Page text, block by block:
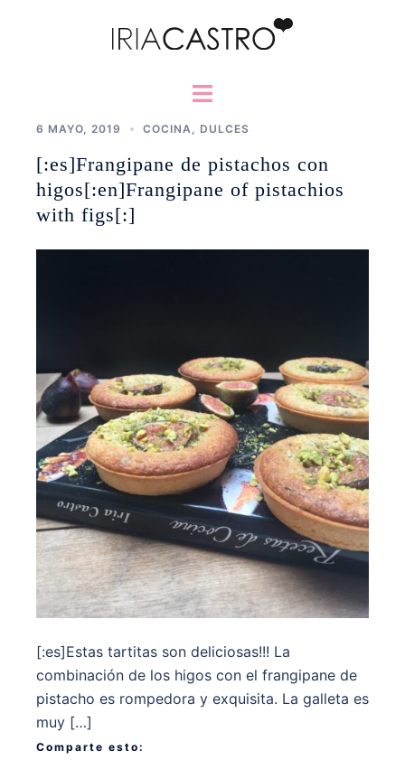
Alternar
6 MAYO, 2019 COCINA DULCES
[:es]Frangipane de pistachos con
higos[:en]Frangipane of pistachios
with figs[:]
[:es]Estas tartitas son deliciosas!!! La
combinación de los higos con el frangipane de
pistacho es rompedora y exquisita. La galleta es
muy […]
Comparte esto: